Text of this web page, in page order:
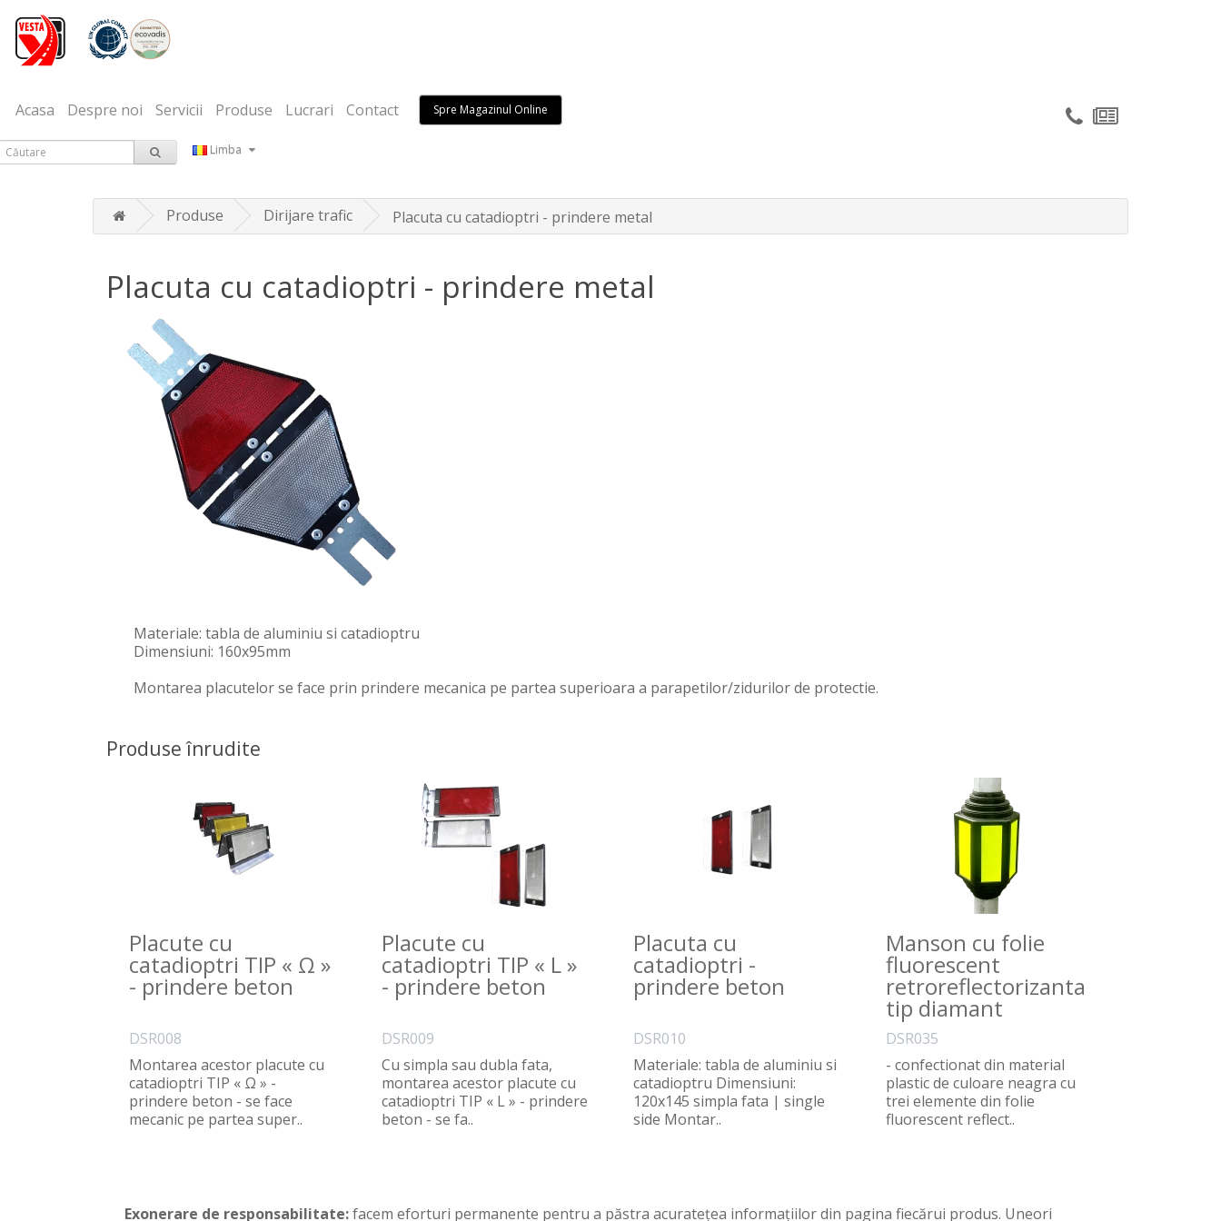
Acasa Despre noi Servicii Produse Lucrari Contact Spre Magazinul Online
Limba
Produse Dirijare trafic Placuta cu catadioptri - prindere metal
Placuta cu catadioptri - prindere metal
Materiale: tabla de aluminiu si catadioptru
Dimensiuni: 160x95mm
Montarea placutelor se face prin prindere mecanica pe partea superioara a parapetilor/zidurilor de protectie.
Produse înrudite
Placute cu
catadioptri TIP « Ω »
- prindere beton
DSR008
Montarea acestor placute cu
catadioptri TIP « Ω » -
prindere beton - se face
mecanic pe partea super..
Placute cu
catadioptri TIP « L »
- prindere beton
DSR009
Cu simpla sau dubla fata,
montarea acestor placute cu
catadioptri TIP « L » - prindere
beton - se fa..
Placuta cu
catadioptri -
prindere beton
DSR010
Materiale: tabla de aluminiu si
catadioptru Dimensiuni:
120x145 simpla fata | single
side Montar..
Manson cu folie
fluorescent
retroreflectorizanta
tip diamant
DSR035
- confectionat din material
plastic de culoare neagra cu
trei elemente din folie
fluorescent reflect..
Exonerare de responsabilitate:facem eforturi permanente pentru a păstra acurateţea informaţiilor din pagina fiecărui produs. Uneori